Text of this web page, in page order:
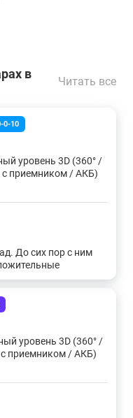
90 градусов
Gcl 2 С отвесом
Gll 2-15 Gll 2-50
в
Читать все
0-10
уровень 3D (360° /
приемником / АКБ)
До сих пор с ним
уровень 3D (360° /
приемником / АКБ)